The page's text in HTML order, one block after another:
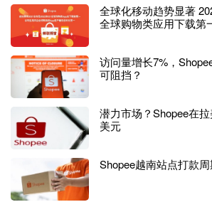
根据市场研究机构
2021年全球 电商平台应用中排
其后，而一贯稳居第一的
全球化移动趋势显著 2022年Q1 Shopee再获
全球购物类应用下载第
访问量增长7%，
可阻挡？
潜力市场？Shopee在
美元
Shopee越南站点打款